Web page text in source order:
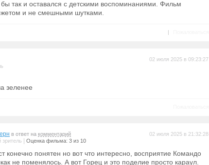
так и оставался с детскими воспоминаниями. Фильм
и не смешными шутками.
|
02 июля 2025 в 09:23:27
зеленее
в ответ на комментарий
Оценка фильма: 3 из 10
02 июля 2025 в 21:32:28
конечно понятен но вот что интересно, восприятие Командо
не поменялось. А вот Горец и это поделие просто караул.